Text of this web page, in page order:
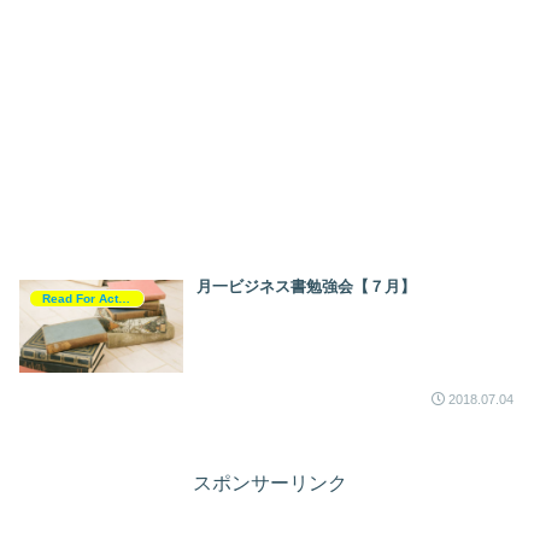
Read For Action
月一ビジネス書勉強会【７月】
2018.07.04
スポンサーリンク